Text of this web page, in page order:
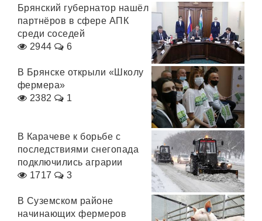
Брянский губернатор нашёл
партнёров в сфере АПК
среди соседей
2944
6
В Брянске открыли «Школу
фермера»
2382
1
В Карачеве к борьбе с
последствиями снегопада
подключились аграрии
1717
3
В Суземском районе
начинающих фермеров